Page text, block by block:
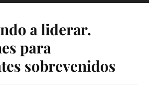
a liderar.
para
sobrevenidos